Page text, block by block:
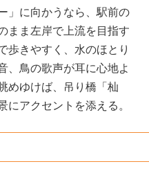
」に向かうなら、駅前の
まま左岸で上流を目指す
歩きやすく、水のほとり
、鳥の歌声が耳に心地よ
めゆけば、吊り橋「杣
にアクセントを添える。